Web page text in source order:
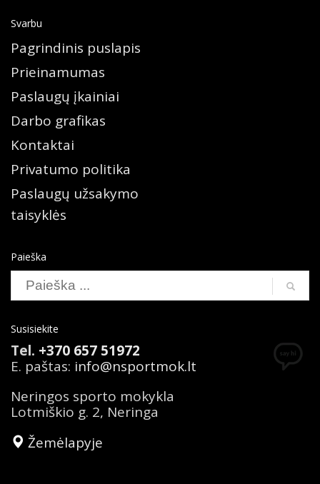
Svarbu
Pagrindinis puslapis
Prieinamumas
Paslaugų įkainiai
Darbo grafikas
Kontaktai
Privatumo politika
Paslaugų užsakymo
taisyklės
Paieška
Susisiekite
Tel. +370 657 51972
E. paštas: info@nsportmok.lt
Neringos sporto mokykla
Lotmiškio g. 2, Neringa
Žemėlapyje